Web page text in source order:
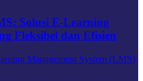
Solusi E-Learning
Fleksibel dan Efisien
Management System (LMS)